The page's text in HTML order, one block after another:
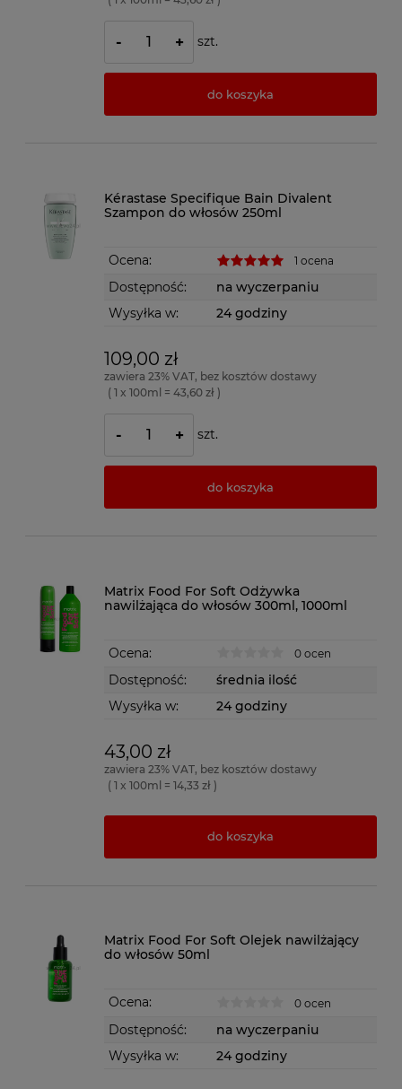
- + szt.
do koszyka
Kérastase Specifique Bain Divalent
Szampon do włosów 250ml
Ocena: 1 ocena
Dostępność:
na wyczerpaniu
Wysyłka w:
24 godziny
109,00 zł
zawiera 23% VAT, bez kosztów dostawy
( 1 x 100ml = 43,60 zł )
- + szt.
do koszyka
Matrix Food For Soft Odżywka
nawilżająca do włosów 300ml, 1000ml
Ocena: 0 ocen
Dostępność:
średnia ilość
Wysyłka w:
24 godziny
43,00 zł
zawiera 23% VAT, bez kosztów dostawy
( 1 x 100ml = 14,33 zł )
do koszyka
Matrix Food For Soft Olejek nawilżający
do włosów 50ml
Ocena: 0 ocen
Dostępność:
na wyczerpaniu
Wysyłka w:
24 godziny